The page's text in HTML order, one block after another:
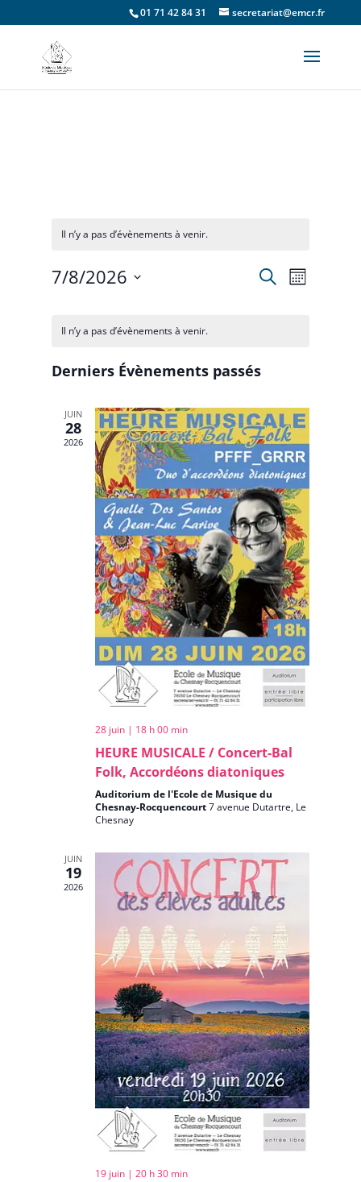
01 71 42 84 31 secretariat@emcr.fr
Il n’y a pas d’évènements à venir.
Recherche
de
vues
Recherche
Mois
7/8/2026
date.
Évènements
Il n’y a pas d’évènements à venir.
Derniers Évènements passés
JUIN
28
2026
28 juin | 18 h 00 min
HEURE MUSICALE / Concert-Bal
Folk, Accordéons diatoniques
Auditorium de l'Ecole de Musique du
Chesnay-Rocquencourt7 avenue Dutartre, Le
Chesnay
JUIN
19
2026
19 juin | 20 h 30 min